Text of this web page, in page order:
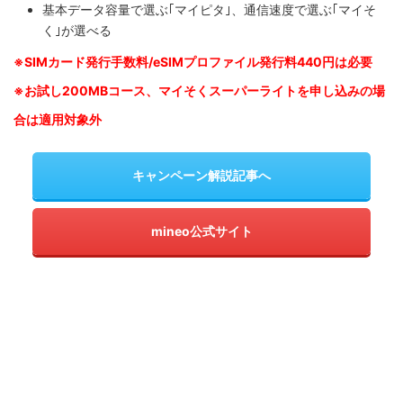
基本データ容量で選ぶ｢マイピタ｣、通信速度で選ぶ｢マイそ
く｣が選べる
※SIMカード発行手数料/eSIMプロファイル発行料440円は必要
※お試し200MBコース、マイそくスーパーライトを申し込みの場
合は適用対象外
キャンペーン解説記事へ
mineo公式サイト